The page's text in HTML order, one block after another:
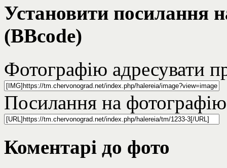
Установити посилання
(BBcode)
Фотографію адресувати
Посилання на
Коментарі до фото